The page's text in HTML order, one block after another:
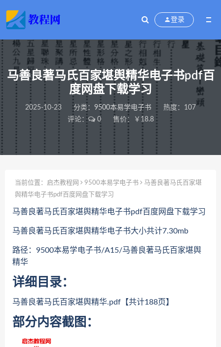
登录
马善良著马氏百家堪舆精华电子书pdf百
度网盘下载学习
2025-10-23 分类： 9500本易学电子书
热度：107
评论：
0 售价：￥18.8
当前位置： 启杰教程网 9500本易学电子书
马善良著马氏百家堪
舆精华电子书pdf百度网盘下载学习
马善良著马氏百家堪舆精华电子书pdf百度网盘下载学习
马善良著马氏百家堪舆精华电子书大小共计7.30mb
路径：9500本易学电子书/A15/马善良著马氏百家堪舆
精华
详细目录：
马善良著马氏百家堪舆精华.pdf【共计188页】
部分内容截图：